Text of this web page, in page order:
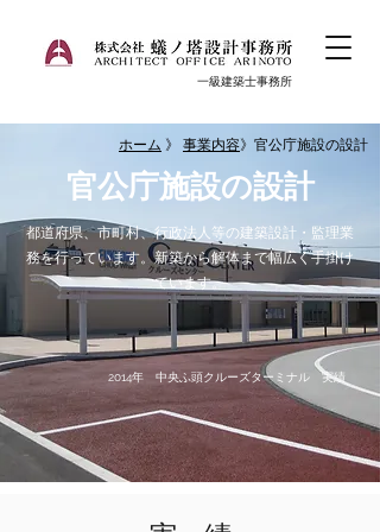
一級建築士事務所
ホーム 》 事業内容》官公庁施設の設計
官公庁施設の設計
都道府県、市町村、行政法人等の建築設計・監理業
務を行っています。新築から解体まで幅広く手掛け
ています。
2014年 中央ふ頭クルーズターミナル 実績